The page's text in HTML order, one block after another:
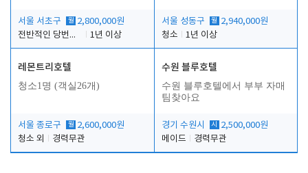
서울 서초구 월 2,800,000원
전반적인 당번업무
1년 이상
서울 성동구 월 2,940,000원
청소
1년 이상
레몬트리호텔
청소1명 (객실26개)
서울 종로구 월 2,600,000원
청소 외
경력무관
수원 블루호텔
수원 블루호텔에서 부부 자매
팀찾아요
경기 수원시 시
2,500,000원
메이드
경력무관